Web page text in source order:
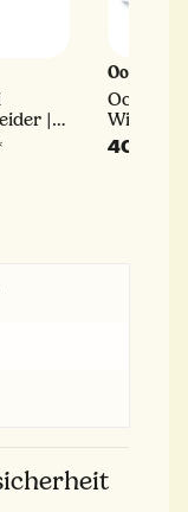
|
Ooni
Ooni
Pizza-
aus
40,00